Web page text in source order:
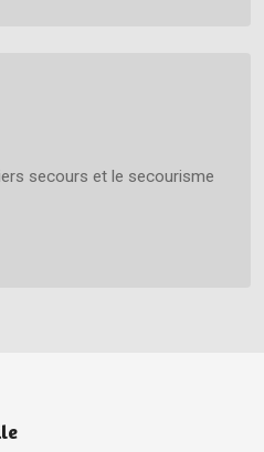
secours et le secourisme